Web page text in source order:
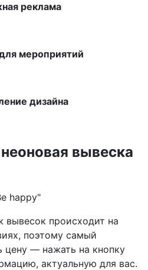
реклама
мероприятий
дизайна
вывеска
вывесок происходит на
поэтому самый
цену — нажать на кнопку
актуальную для вас.